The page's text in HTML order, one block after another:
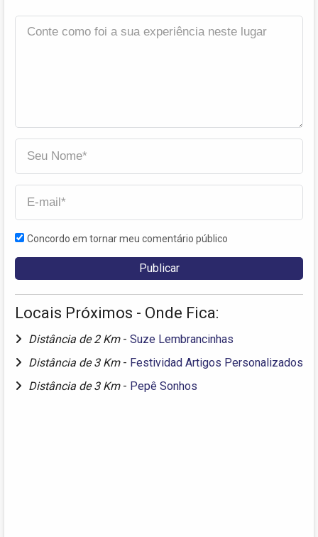
Concordo em tornar meu comentário público
Locais Próximos - Onde Fica:
Distância de 2 Km - Suze Lembrancinhas
Distância de 3 Km - Festividad Artigos Personalizados
Distância de 3 Km - Pepê Sonhos